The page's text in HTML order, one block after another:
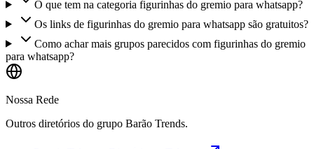
O que tem na categoria figurinhas do gremio para whatsapp?
Os links de figurinhas do gremio para whatsapp são gratuitos?
Como achar mais grupos parecidos com figurinhas do gremio
para whatsapp?
Nossa Rede
Outros diretórios do grupo Barão Trends.